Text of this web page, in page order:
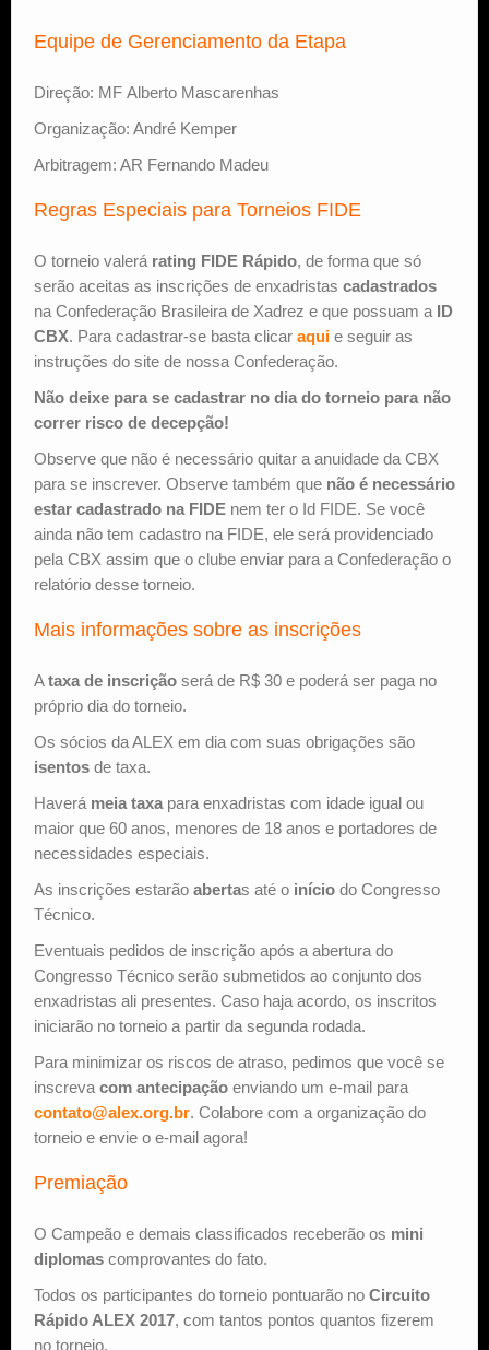
Equipe de Gerenciamento da Etapa
Direção: MF Alberto Mascarenhas
Organização: André Kemper
Arbitragem: AR Fernando Madeu
Regras Especiais para Torneios FIDE
O torneio valerá rating FIDE Rápido, de forma que só
serão aceitas as inscrições de enxadristas cadastrados
na Confederação Brasileira de Xadrez e que possuam a ID
CBX. Para cadastrar-se basta clicar aqui e seguir as
instruções do site de nossa Confederação.
Não deixe para se cadastrar no dia do torneio para não
correr risco de decepção!
Observe que não é necessário quitar a anuidade da CBX
para se inscrever. Observe também que não é necessário
estar cadastrado na FIDE nem ter o Id FIDE. Se você
ainda não tem cadastro na FIDE, ele será providenciado
pela CBX assim que o clube enviar para a Confederação o
relatório desse torneio.
Mais informações sobre as inscrições
Ataxa de inscrição será de R$ 30 e poderá ser paga no
próprio dia do torneio.
Os sócios da ALEX em dia com suas obrigações são
isentos de taxa.
Haverá meia taxa para enxadristas com idade igual ou
maior que 60 anos, menores de 18 anos e portadores de
necessidades especiais.
As inscrições estarão abertas até o início do Congresso
Técnico.
Eventuais pedidos de inscrição após a abertura do
Congresso Técnico serão submetidos ao conjunto dos
enxadristas ali presentes. Caso haja acordo, os inscritos
iniciarão no torneio a partir da segunda rodada.
Para minimizar os riscos de atraso, pedimos que você se
inscreva com antecipação enviando um e-mail para
contato@alex.org.br. Colabore com a organização do
torneio e envie o e-mail agora!
Premiação
O Campeão e demais classificados receberão os mini
diplomas comprovantes do fato.
Todos os participantes do torneio pontuarão no Circuito
Rápido ALEX 2017, com tantos pontos quantos fizerem
no torneio.